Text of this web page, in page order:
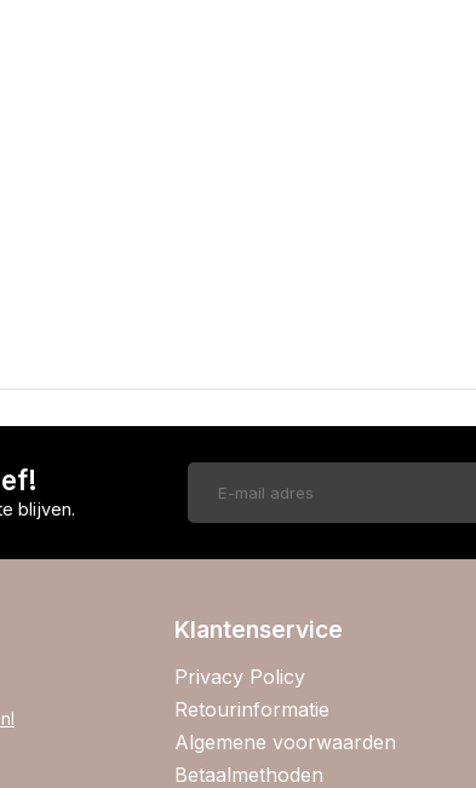
blijven.
Klantenservice
Privacy Policy
Retourinformatie
Algemene voorwaarden
Betaalmethoden